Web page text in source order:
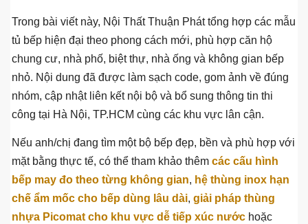
Trong bài viết này, Nội Thất Thuận Phát tổng hợp các mẫu
tủ bếp hiện đại theo phong cách mới, phù hợp căn hộ
chung cư, nhà phố, biệt thự, nhà ống và không gian bếp
nhỏ. Nội dung đã được làm sạch code, gom ảnh về đúng
nhóm, cập nhật liên kết nội bộ và bổ sung thông tin thi
công tại Hà Nội, TP.HCM cùng các khu vực lân cận.
Nếu anh/chị đang tìm một bộ bếp đẹp, bền và phù hợp với
mặt bằng thực tế, có thể tham khảo thêm các cấu hình
bếp may đo theo từng không gian, hệ thùng inox hạn
chế ẩm mốc cho bếp dùng lâu dài, giải pháp thùng
nhựa Picomat cho khu vực dễ tiếp xúc nước hoặc